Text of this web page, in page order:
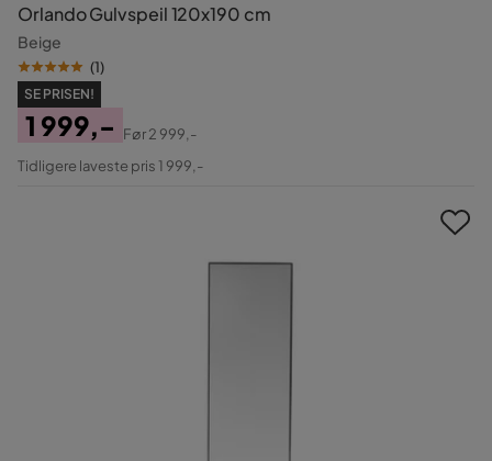
Orlando Gulvspeil 120x190 cm
Beige
(1)
SE PRISEN!
Pris
1 999,-
Original
Før2 999,-
Tidligere laveste pris 1 999,-